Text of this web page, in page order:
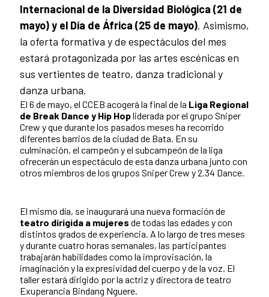
Internacional de la Diversidad Biológica (21 de
mayo) y el Día de África (25 de mayo). Asimismo,
la oferta formativa y de espectáculos del mes
estará protagonizada por las artes escénicas en
sus vertientes de teatro, danza tradicional y
danza urbana.
El 6 de mayo, el CCEB acogerá la final de la Liga Regional
de Break Dance y Hip Hopliderada por el grupo Sniper
Crew y que durante los pasados meses ha recorrido
diferentes barrios de la ciudad de Bata. En su
culminación, el campeón y el subcampeón de la liga
ofrecerán un espectáculo de esta danza urbana junto con
otros miembros de los grupos Sniper Crew y 2.34 Dance.
El mismo día, se inaugurará una nueva formación de
teatro dirigida a mujeres de todas las edades y con
distintos grados de experiencia. A lo largo de tres meses
y durante cuatro horas semanales, las participantes
trabajarán habilidades como la improvisación, la
imaginación y la expresividad del cuerpo y de la voz. El
taller estará dirigido por la actriz y directora de teatro
Exuperancia Bindang Nguere.